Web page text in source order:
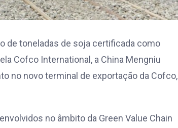
de toneladas de soja certificada como
Cofco International, a China Mengniu
no novo terminal de exportação da Cofco,
no âmbito da Green Value Chain